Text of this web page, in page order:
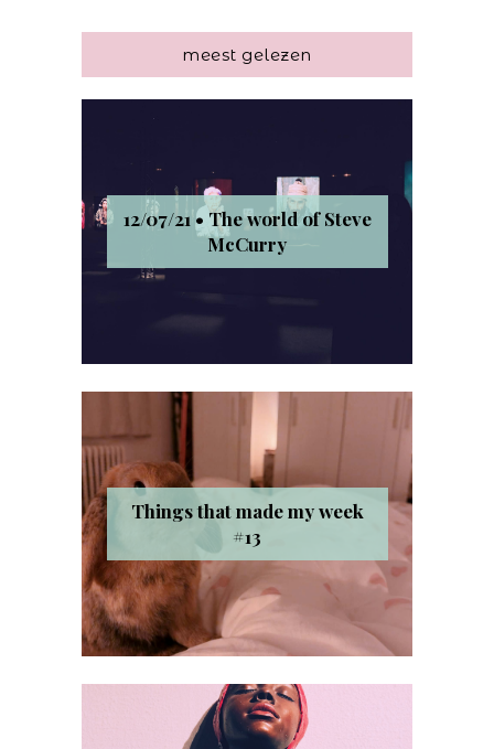
meest gelezen
12/07/21 • The world of Steve
McCurry
Things that made my week
#13